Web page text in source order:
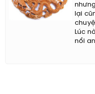
lại
Lúc
nổi